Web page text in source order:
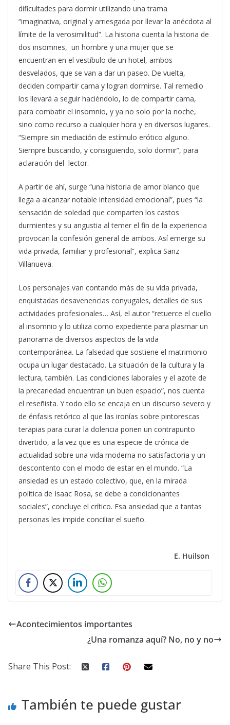
dificultades para dormir utilizando una trama
“imaginativa, original y arriesgada por llevar la anécdota al
límite de la verosimilitud”. La historia cuenta la historia de
dos insomnes, un hombre y una mujer que se
encuentran en el vestíbulo de un hotel, ambos
desvelados, que se van a dar un paseo. De vuelta,
deciden compartir cama y logran dormirse. Tal remedio
los llevará a seguir haciéndolo, lo de compartir cama,
para combatir el insomnio, y ya no solo por la noche,
sino como recurso a cualquier hora y en diversos lugares.
“Siempre sin mediación de estímulo erótico alguno.
Siempre buscando, y consiguiendo, solo dormir”, para
aclaración del lector.
A partir de ahí, surge “una historia de amor blanco que
llega a alcanzar notable intensidad emocional”, pues “la
sensación de soledad que comparten los castos
durmientes y su angustia al temer el fin de la experiencia
provocan la confesión general de ambos. Así emerge su
vida privada, familiar y profesional”, explica Sanz
Villanueva.
Los personajes van contando más de su vida privada,
enquistadas desavenencias conyugales, detalles de sus
actividades profesionales… Así, el autor “retuerce el cuello
al insomnio y lo utiliza como expediente para plasmar un
panorama de diversos aspectos de la vida
contemporánea. La falsedad que sostiene el matrimonio
ocupa un lugar destacado. La situación de la cultura y la
lectura, también. Las condiciones laborales y el azote de
la precariedad encuentran un buen espacio”, nos cuenta
el reseñista. Y todo ello se encaja en un discurso severo y
de énfasis retórico al que las ironías sobre pintorescas
terapias para curar la dolencia ponen un contrapunto
divertido, a la vez que es una especie de crónica de
actualidad sobre una vida moderna no satisfactoria y un
descontento con el modo de estar en el mundo. “La
ansiedad es un estado colectivo, que, en la mirada
política de Isaac Rosa, se debe a condicionantes
sociales”, concluye el crítico. Esa ansiedad que a tantas
personas les impide conciliar el sueño.
E. Huilson
Acontecimientos importantes
¿Una romanza aquí? No, no y no
Share This Post:
También te puede gustar